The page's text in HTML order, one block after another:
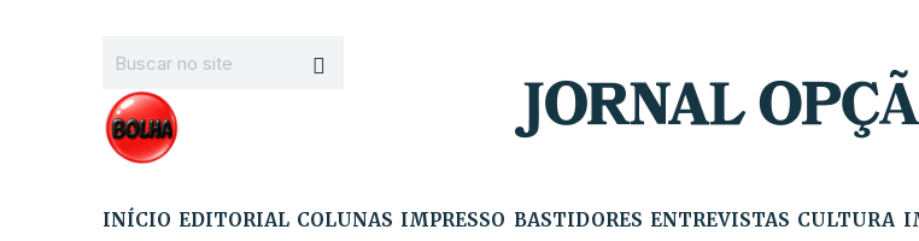
INÍCIO EDITORIAL COLUNAS IMPRESSO BASTIDORES ENTREVISTAS CULTURA